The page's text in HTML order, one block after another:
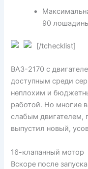
90
[/tchecklist]
ВАЗ-2170 с
доступным среди
неплохим и
работой. Но многие
слабым двигателем,
выпустил новый,
16-клапанный мотор
Вскоре после